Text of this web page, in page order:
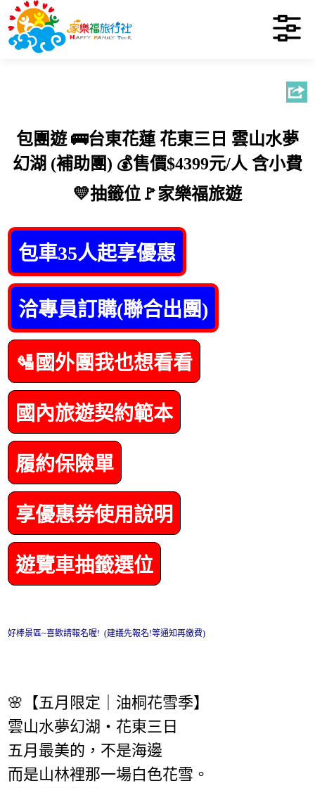
包團遊 🚌台東花蓮 花東三日 雲山水夢
幻湖 (補助團) 💰售價$4399元/人 含小費
💛抽籤位🚩家樂福旅遊
包車35人起享優惠
洽專員訂購(聯合出團)
🛂國外團我也想看看
國內旅遊契約範本
履約保險單
享優惠券使用說明
遊覽車抽籤選位
好棒景區~喜歡請報名喔! (建議先報名!等通知再繳費)
🌸【五月限定｜油桐花雪季】
雲山水夢幻湖・花東三日
五月最美的，不是海邊
而是山林裡那一場白色花雪。